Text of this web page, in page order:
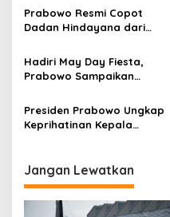
p
o
s
Siap Tampung Dua Ribu
Siswa
Prabowo Resmi Copot
Dadan Hindayana dari
Nasional
Hadiri May Day Fiesta,
Prabowo Sampaikan
Indonesia
Presiden Prabowo Ungkap
Keprihatinan Kepala
Jangan Lewatkan